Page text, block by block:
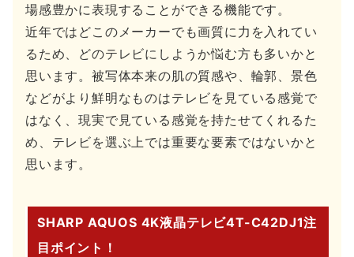
場感豊かに表現することができる機能です。
近年ではどこのメーカーでも画質に力を入れてい
るため、どのテレビにしようか悩む方も多いかと
思います。被写体本来の肌の質感や、輪郭、景色
などがより鮮明なものはテレビを見ている感覚で
はなく、現実で見ている感覚を持たせてくれるた
め、テレビを選ぶ上では重要な要素ではないかと
思います。
SHARP AQUOS 4K液晶テレビ4T-C42DJ1注
目ポイント！